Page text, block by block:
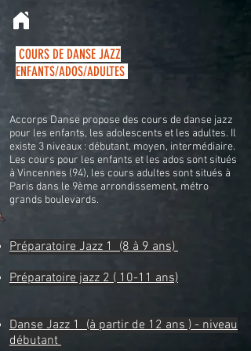
COURS DE DANSE JAZZ
ENFANTS/ADOS/ADULTES
Accorps Danse propose des cours de danse jazz
pour les enfants, les adolescents et les adultes. Il
existe 3 niveaux : débutant, moyen, intermédiaire.
Les cours pour les enfants et les ados sont situés
à Vincennes (94), les cours adultes sont situés à
Paris dans le 9ème arrondissement, métro
grands boulevards.
Préparatoire Jazz1(8 à 9 ans)
Préparatoire jazz 2 ( 10-11 ans)
Danse Jazz 1 (à partir de 12 ans ) - niveau
débutant